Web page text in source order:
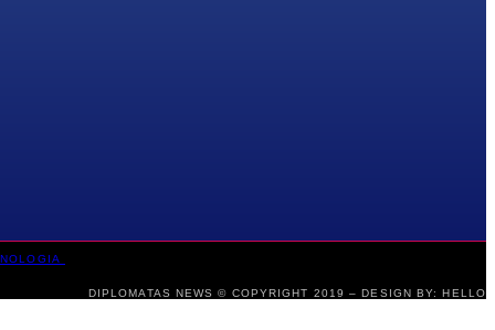
DIPLOMATAS NEWS © COPYRIGHT 2019 – DESIGN BY: HELLO